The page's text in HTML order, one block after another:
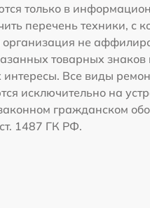
только в
перечень техники, с
не
товарных знаков
интересы. Все виды
исключительно на
гражданском
1487 ГК РФ.